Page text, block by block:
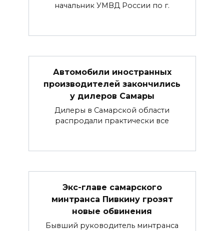
начальник УМВД России по г.
Автомобили иностранных
производителей закончились
у дилеров Самары
Дилеры в Самарской области
распродали практически все
Экс-главе самарского
минтранса Пивкину грозят
новые обвинения
Бывший руководитель минтранса